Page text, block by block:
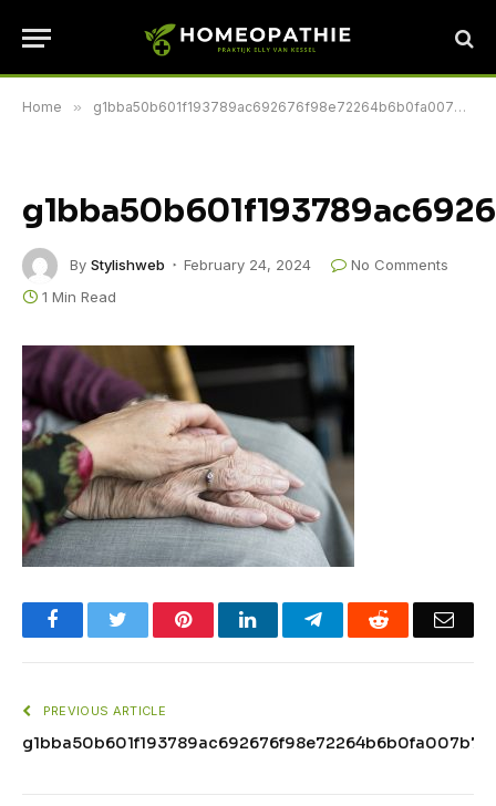
Home » g1bba50b601f193789ac692676f98e72264b6b0fa007b757de9104a613d2e175f69d5c541c082f990b287ae88329f72bddd988a2800e1e259cf4d1d09f7f59a49_640
By Stylishweb February 24, 2024
No Comments
1 Min Read
FacebookTwitter PinterestLinkedInTelegramReddit
PREVIOUS ARTICLE